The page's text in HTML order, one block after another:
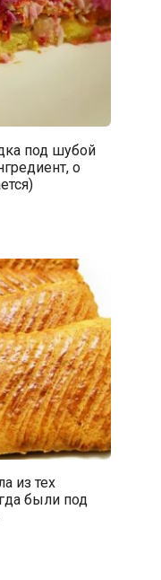
под шубой
о
из тех
были под